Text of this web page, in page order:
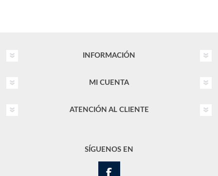
INFORMACIÓN
MI CUENTA
ATENCIÓN AL CLIENTE
SÍGUENOS EN